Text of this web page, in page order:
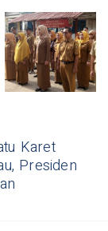
Karet
Presiden